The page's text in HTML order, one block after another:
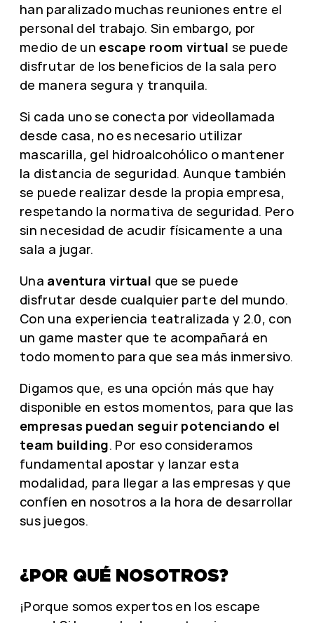
han paralizado muchas reuniones entre el
personal del trabajo. Sin embargo, por
medio de un escape room virtual se puede
disfrutar de los beneficios de la sala pero
de manera segura y tranquila.
Si cada uno se conecta por videollamada
desde casa, no es necesario utilizar
mascarilla, gel hidroalcohólico o mantener
la distancia de seguridad. Aunque también
se puede realizar desde la propia empresa,
respetando la normativa de seguridad. Pero
sin necesidad de acudir físicamente a una
sala a jugar.
Una aventura virtual que se puede
disfrutar desde cualquier parte del mundo.
Con una experiencia teatralizada y 2.0, con
un game master que te acompañará en
todo momento para que sea más inmersivo.
Digamos que, es una opción más que hay
disponible en estos momentos, para que las
empresas puedan seguir potenciando el
team building. Por eso consideramos
fundamental apostar y lanzar esta
modalidad, para llegar a las empresas y que
confíen en nosotros a la hora de desarrollar
sus juegos.
¿POR QUÉ NOSOTROS?
¡Porque somos expertos en los escape